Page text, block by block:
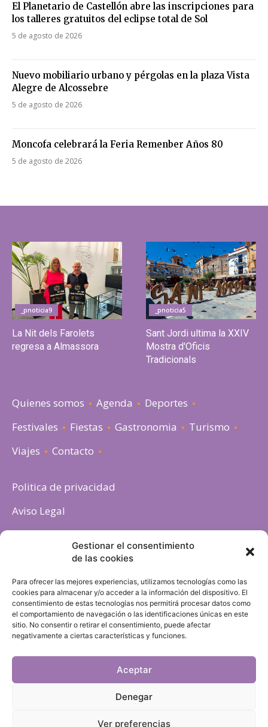
Gestionar el consentimiento
de las cookies
Para ofrecer las mejores experiencias, utilizamos tecnologías como las
cookies para almacenar y/o acceder a la información del dispositivo. El
consentimiento de estas tecnologías nos permitirá procesar datos como
el comportamiento de navegación o las identificaciones únicas en este
sitio. No consentir o retirar el consentimiento, puede afectar
negativamente a ciertas características y funciones.
Aceptar
Denegar
Ver preferencias
El Planetario de Castellón abre las inscripciones para
los talleres gratuitos del eclipse total de Sol
5 de agosto de 2026
Nuevo mobiliario urbano y pérgolas en la plaza Vista
Alegre de Alcossebre
5 de agosto de 2026
Moncofa celebrará la Feria Remenber Años 80
5 de agosto de 2026
_pnoticia9
La Nit dels Farolets
regresa a Almassora
_pnoticia5
Sant Jordi ultima la XXIV
Mostra d'Oficis
Tradicionals
Quienes somos Agenda
Deportes
Festivales
Fiestas Gastronomia
Turismo
Viajes
Contacto
Politica de privacidad
Aviso Legal
Política de cookies